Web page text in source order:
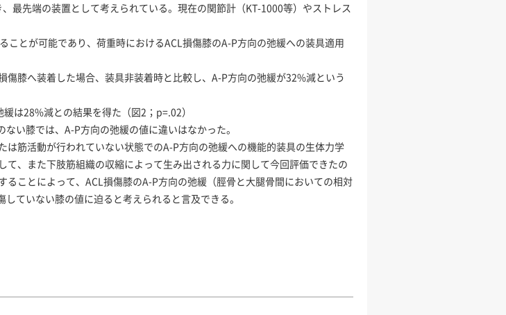
最先端の装置として考えられている。現在の関節計（KT-1000等）やストレス
とが可能であり、荷重時におけるACL損傷膝のA-P方向の弛緩への装具適用
膝へ装着した場合、装具非装着時と比較し、A-P方向の弛緩が32%減という
は28%減との結果を得た（図2；p=.02）
い膝では、A-P方向の弛緩の値に違いはなかった。
筋活動が行われていない状態でのA-P方向の弛緩への機能的装具の生体力学
、また下肢筋組織の収縮によって生み出される力に関して今回評価できたの
ことによって、ACL損傷膝のA-P方向の弛緩（脛骨と大腿骨間においての相対
ていない膝の値に迫ると考えられると言及できる。